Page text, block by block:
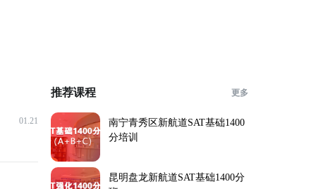
01.21
推荐课程 更多
南宁青秀区新航道SAT基础1400
分培训
昆明盘龙新航道SAT基础1400分